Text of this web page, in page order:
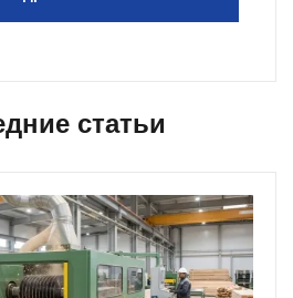
статьи